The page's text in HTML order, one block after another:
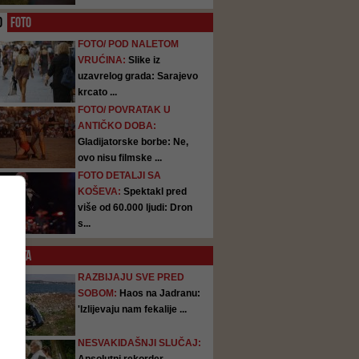
FOTO
FOTO/ POD NALETOM
VRUĆINA: Slike iz
uzavrelog grada: Sarajevo
krcato ...
FOTO/ POVRATAK U
ANTIČKO DOBA:
Gladijatorske borbe: Ne,
ovo nisu filmske ...
FOTO DETALJI SA
KOŠEVA: Spektakl pred
više od 60.000 ljudi: Dron
s...
SATA
RAZBIJAJU SVE PRED
SOBOM: Haos na Jadranu:
'Izlijevaju nam fekalije ...
NESVAKIDAŠNJI SLUČAJ: